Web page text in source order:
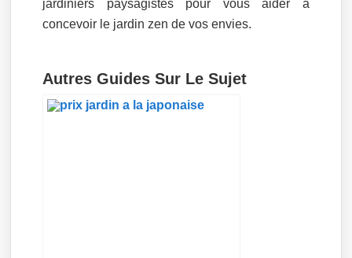
jardiniers paysagistes pour vous aider à
concevoir le jardin zen de vos envies.
Autres Guides Sur Le Sujet